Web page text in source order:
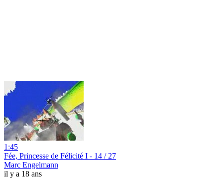
1:45
Fée, Princesse de Félicité I - 14 / 27
Marc Engelmann
il y a 18 ans